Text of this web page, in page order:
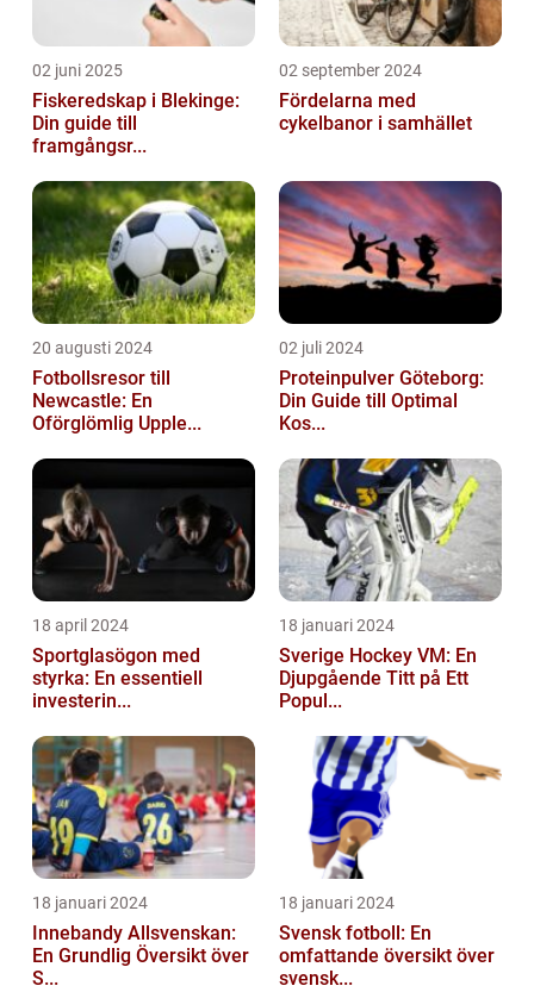
02 juni 2025
Fiskeredskap i Blekinge:
Din guide till
framgångsr...
02 september 2024
Fördelarna med
cykelbanor i samhället
20 augusti 2024
Fotbollsresor till
Newcastle: En
Oförglömlig Upple...
02 juli 2024
Proteinpulver Göteborg:
Din Guide till Optimal
Kos...
18 april 2024
Sportglasögon med
styrka: En essentiell
investerin...
18 januari 2024
Sverige Hockey VM: En
Djupgående Titt på Ett
Popul...
18 januari 2024
Innebandy Allsvenskan:
En Grundlig Översikt över
S...
18 januari 2024
Svensk fotboll: En
omfattande översikt över
svensk...